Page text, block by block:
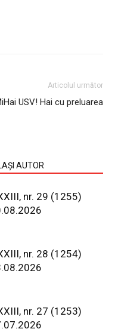
Articolul următor
USV! Hai cu preluarea
AUTOR
nr. 29 (1255)
nr. 28 (1254)
nr. 27 (1253)